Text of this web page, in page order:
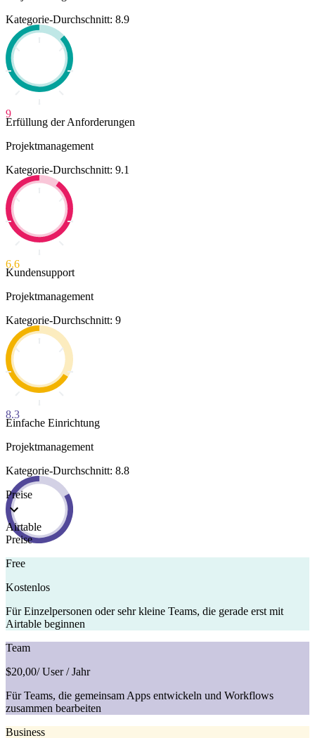
Kategorie-Durchschnitt: 8.9
9
Erfüllung der Anforderungen
Projektmanagement
Kategorie-Durchschnitt: 9.1
6.6
Kundensupport
Projektmanagement
Kategorie-Durchschnitt: 9
8.3
Einfache Einrichtung
Projektmanagement
Kategorie-Durchschnitt: 8.8
Preise
Airtable
Preise
Free
Kostenlos
Für Einzelpersonen oder sehr kleine Teams, die gerade erst mit
Airtable beginnen
Team
$20,00/ User / Jahr
Für Teams, die gemeinsam Apps entwickeln und Workflows
zusammen bearbeiten
Business